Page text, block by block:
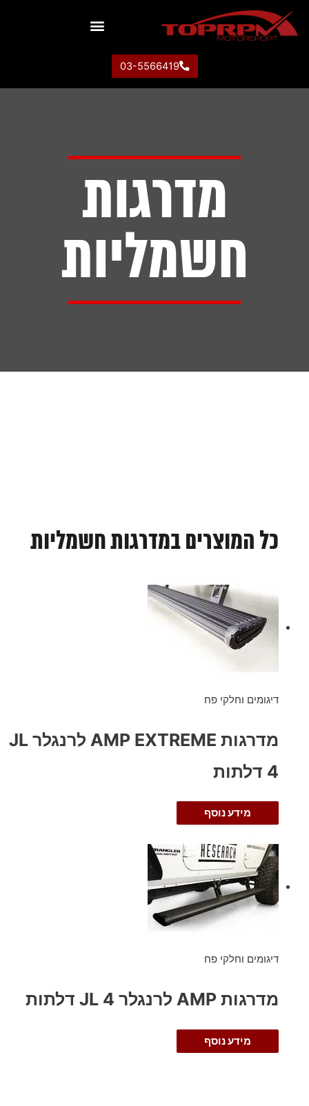
03-5566419
מדרגות
חשמליות
כל המוצרים במדרגות חשמליות
דיגומים וחלקי פח
מדרגות AMP EXTREME לרנגלר JL
4 דלתות
מידע נוסף
דיגומים וחלקי פח
מדרגות AMP לרנגלר JL 4 דלתות
מידע נוסף